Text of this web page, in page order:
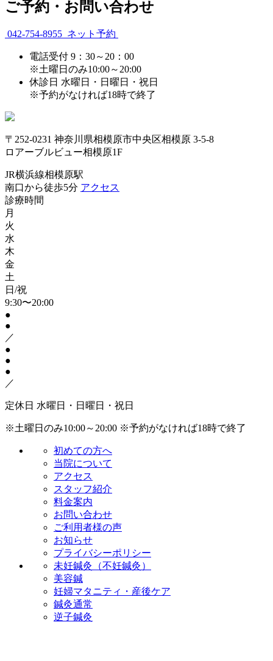
ご予約・お問い合わせ
042-754-8955 ネット予約
電話受付 9：30～20：00
※土曜日のみ10:00～20:00
休診日 水曜日・日曜日・祝日
※予約がなければ18時で終了
〒252-0231 神奈川県相模原市中央区相模原 3-5-8
ロアーブルビュー相模原1F
JR横浜線相模原駅
南口から徒歩5分 アクセス
診療時間
月
火
水
木
金
土
日/祝
9:30〜20:00
●
●
／
●
●
●
／
定休日 水曜日・日曜日・祝日
※土曜日のみ10:00～20:00 ※予約がなければ18時で終了
初めての方へ
当院について
アクセス
スタッフ紹介
料金案内
お問い合わせ
ご利用者様の声
お知らせ
プライバシーポリシー
未妊鍼灸（不妊鍼灸）
美容鍼
妊婦マタニティ・産後ケア
鍼灸通常
逆子鍼灸